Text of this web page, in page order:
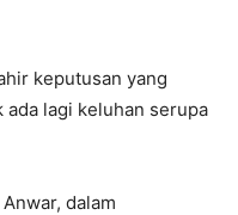
keputusan yang
lagi keluhan serupa
dalam